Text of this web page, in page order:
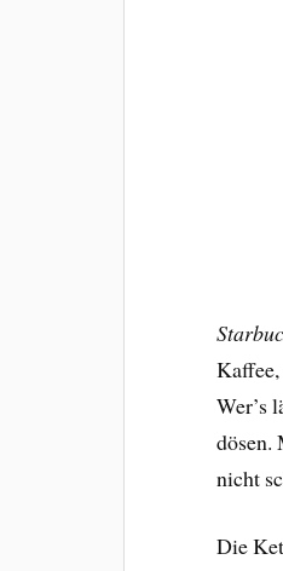
Wer’s
dösen.
nicht
Die